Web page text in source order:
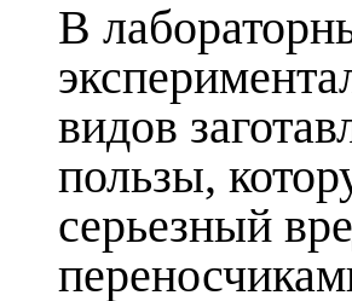
В
видов
пользы,
серьезный